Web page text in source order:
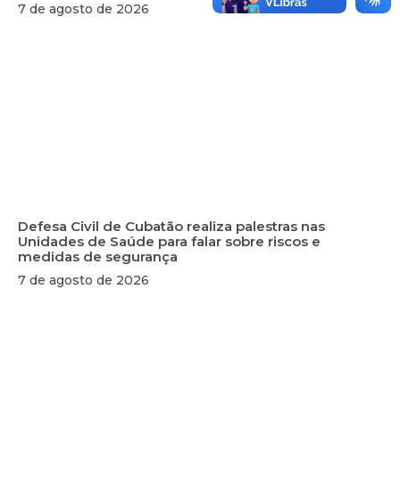
7 de agosto de 2026
Defesa Civil de Cubatão realiza palestras nas
Unidades de Saúde para falar sobre riscos e
medidas de segurança
7 de agosto de 2026